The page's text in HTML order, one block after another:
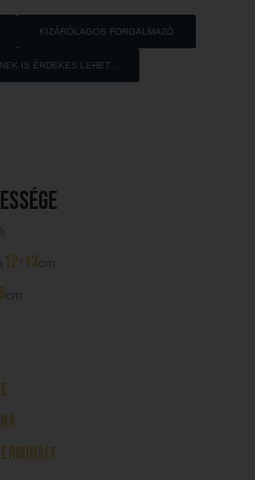
KIZÁRÓLAGOS FORGALMAZÓ
IS ÉRDEKES LEHET...
%
12-13cm
cm